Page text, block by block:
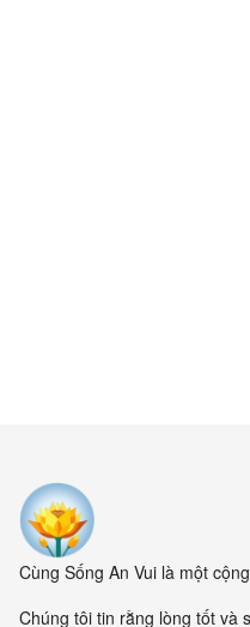
Cùng Sống An Vui là một
Chúng tôi tin rằng lòng tốt và